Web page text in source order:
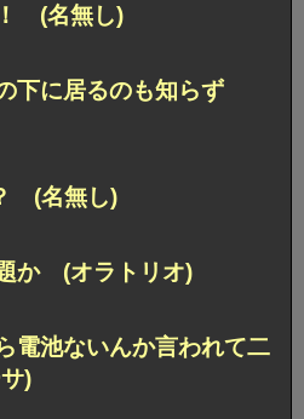
(名無し)
下に居るのも知らず
(名無し)
か (オラトリオ)
電池ないんか言われて二
)